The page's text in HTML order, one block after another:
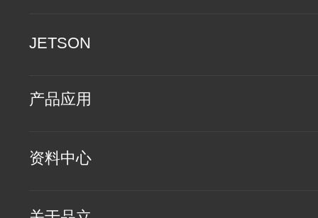
JETSON
产品应用
资料中心